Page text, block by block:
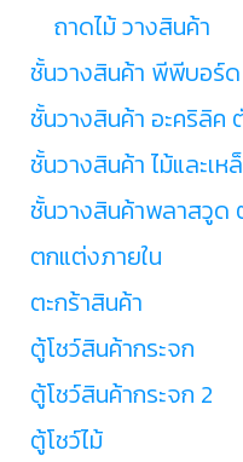
ถาดไม้ วางสินค้า
ชั้นวางสินค้า พีพีบอร์
ชั้นวางสินค้า อะคริลิค
ชั้นวางสินค้า ไม้และเ
ชั้นวางสินค้าพลาสวูด
ตกแต่งภายใน
ตะกร้าสินค้า
ตู้โชว์สินค้ากระจก
ตู้โชว์สินค้ากระจก 2
ตู้โชว์ไม้